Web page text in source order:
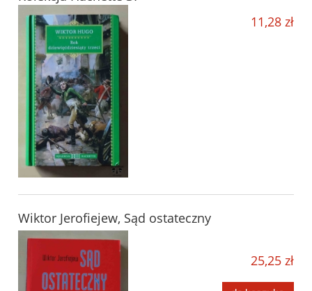
11,28 zł
Wiktor Jerofiejew, Sąd ostateczny
25,25 zł